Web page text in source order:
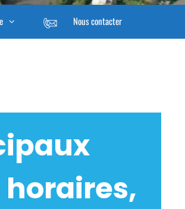
Nous contacter